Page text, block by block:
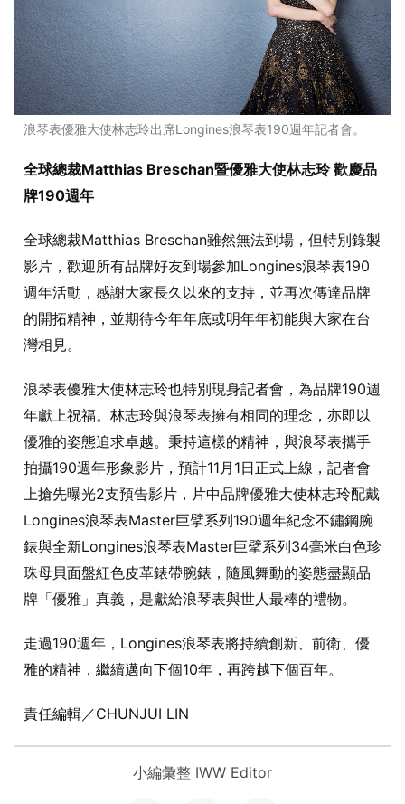
浪琴表優雅大使林志玲出席Longines浪琴表190週年記者會。
全球總裁Matthias Breschan暨優雅大使林志玲 歡慶品
牌190週年
全球總裁Matthias Breschan雖然無法到場，但特別錄製
影片，歡迎所有品牌好友到場參加Longines浪琴表190
週年活動，感謝大家長久以來的支持，並再次傳達品牌
的開拓精神，並期待今年年底或明年年初能與大家在台
灣相見。
浪琴表優雅大使林志玲也特別現身記者會，為品牌190週
年獻上祝福。林志玲與浪琴表擁有相同的理念，亦即以
優雅的姿態追求卓越。秉持這樣的精神，與浪琴表攜手
拍攝190週年形象影片，預計11月1日正式上線，記者會
上搶先曝光2支預告影片，片中品牌優雅大使林志玲配戴
Longines浪琴表Master巨擘系列190週年紀念不鏽鋼腕
錶與全新Longines浪琴表Master巨擘系列34毫米白色珍
珠母貝面盤紅色皮革錶帶腕錶，隨風舞動的姿態盡顯品
牌「優雅」真義，是獻給浪琴表與世人最棒的禮物。
走過190週年，Longines浪琴表將持續創新、前衛、優
雅的精神，繼續邁向下個10年，再跨越下個百年。
責任編輯／CHUNJUI LIN
小編彙整 IWW Editor